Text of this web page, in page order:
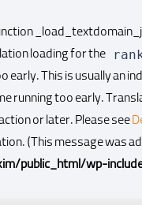
loading for the
early. This is usually an
running too early.
or later. Please see
(This message was
public_html/wp-